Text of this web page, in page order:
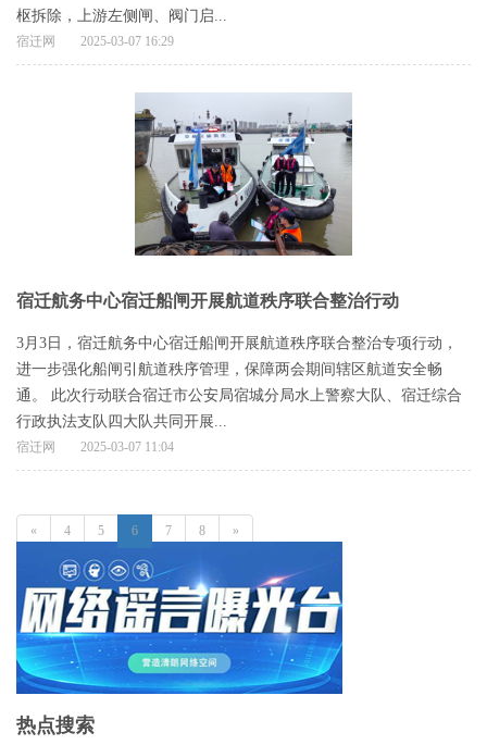
枢拆除，上游左侧闸、阀门启...
宿迁网 2025-03-07 16:29
宿迁航务中心宿迁船闸开展航道秩序联合整治行动
3月3日，宿迁航务中心宿迁船闸开展航道秩序联合整治专项行动，
进一步强化船闸引航道秩序管理，保障两会期间辖区航道安全畅
通。 此次行动联合宿迁市公安局宿城分局水上警察大队、宿迁综合
行政执法支队四大队共同开展...
宿迁网 2025-03-07 11:04
« 4 5 6 7 8 »
热点搜索